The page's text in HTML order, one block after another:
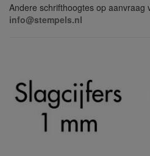
Andere schrifthoogtes op aanvraag
info@stempels.nl